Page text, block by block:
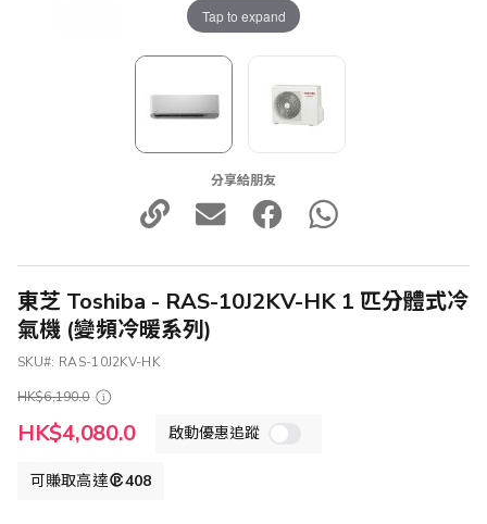
Tap to expand
分享給朋友
東芝 Toshiba - RAS-10J2KV-HK 1 匹分體式冷
氣機 (變頻冷暖系列)
SKU
RAS-10J2KV-HK
HK$6,190.0
特
殊
HK$4,080.0 啟動優惠追蹤
可賺取高達 408